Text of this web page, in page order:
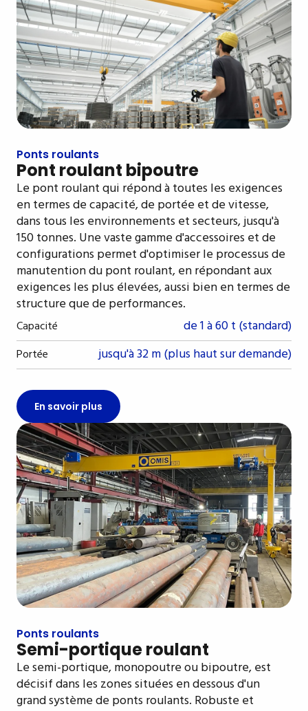
Ponts roulants
Pont roulant bipoutre
Le pont roulant qui répond à toutes les exigences
en termes de capacité, de portée et de vitesse,
dans tous les environnements et secteurs, jusqu'à
150 tonnes. Une vaste gamme d'accessoires et de
configurations permet d'optimiser le processus de
manutention du pont roulant, en répondant aux
exigences les plus élevées, aussi bien en termes de
structure que de performances.
Capacité de 1 à 60 t (standard)
Portée jusqu'à 32 m (plus haut sur demande)
En savoir plus
Ponts roulants
Semi-portique roulant
Le semi-portique, monopoutre ou bipoutre, est
décisif dans les zones situées en dessous d'un
grand système de ponts roulants. Robuste et